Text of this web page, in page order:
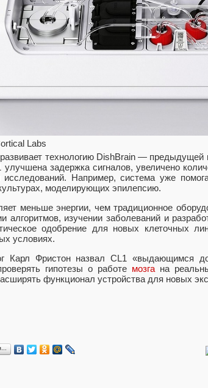
Labs
технологию DishBrain — предыдущей
задержка сигналов, увеличено
Например, система уже
моделирующих эпилепсию.
меньше энергии, чем традиционное
алгоритмов, изучении заболеваний и
одобрение для новых клеточных
условиях.
Карл Фристон назвал CL1 «выдающимся
гипотезы о работе мозга на
функционал устройства для новых